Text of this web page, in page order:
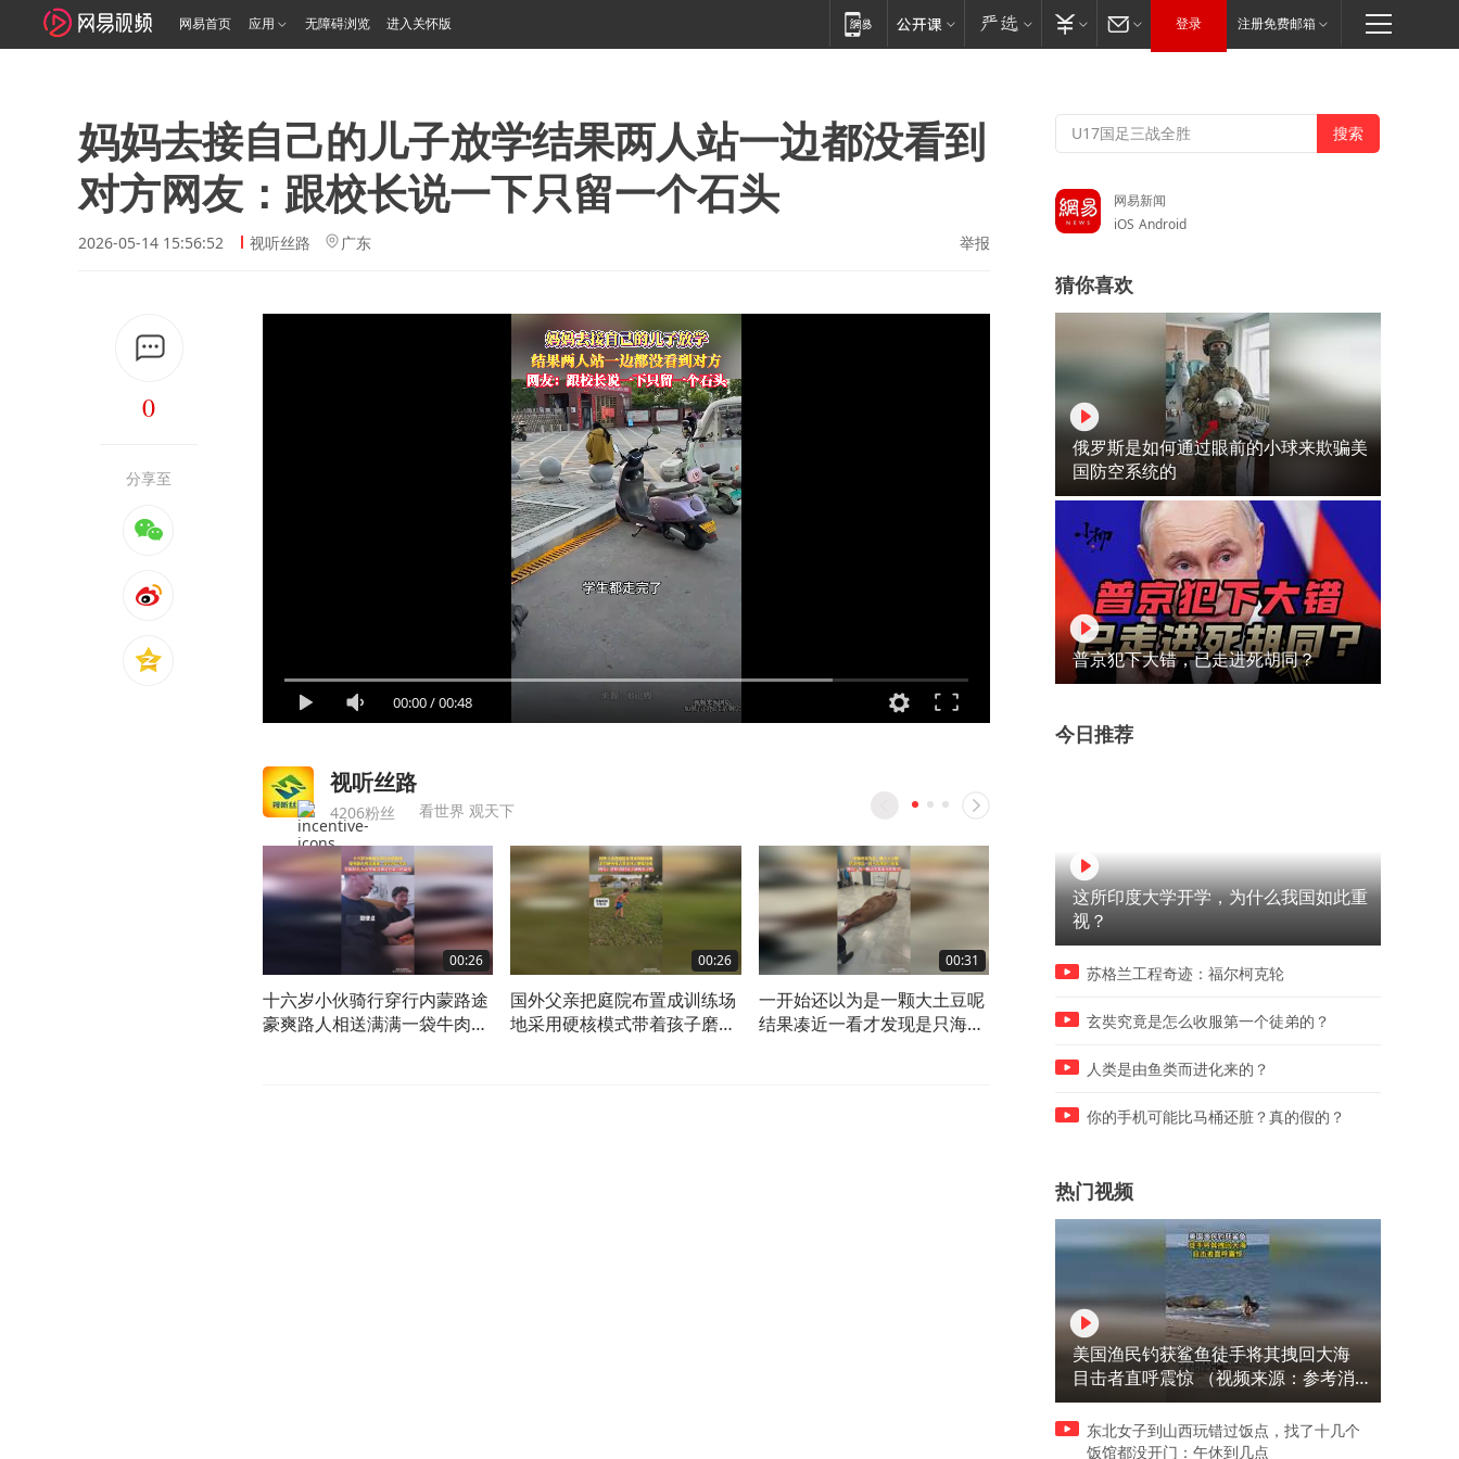
网易首页 应用 无障碍浏览 进入关怀版 登录 注册免费邮箱
妈妈去接自己的儿子放学结果两人站一边都没看到
对方网友：跟校长说一下只留一个石头
2026-05-14 15:56:52 视听丝路 广东 举报
0
分享至
00:00/00:48
视听丝路
4206粉丝 看世界 观天下
00:26
十六岁小伙骑行穿行内蒙路途
豪爽路人相送满满一袋牛肉干
00:26
国外父亲把庭院布置成训练场
地采用硬核模式带着孩子磨炼
00:31
一开始还以为是一颗大土豆呢
结果凑近一看才发现是只海象
单考量行车风险之后果断拒绝
雪碧没想到粗心餐饮店家错
五折处理
网易新闻
iOS Android
猜你喜欢
俄罗斯是如何通过眼前的小球来欺骗美
国防空系统的
普京犯下大错，已走进死胡同？
今日推荐
这所印度大学开学，为什么我国如此重
视？
苏格兰工程奇迹：福尔柯克轮
玄奘究竟是怎么收服第一个徒弟的？
人类是由鱼类而进化来的？
你的手机可能比马桶还脏？真的假的？
热门视频
美国渔民钓获鲨鱼徒手将其拽回大海
目击者直呼震惊 （视频来源：参考消
息）
东北女子到山西玩错过饭点，找了十几个
饭馆都没开门：午休到几点